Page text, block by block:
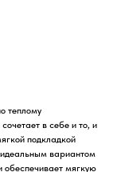
теплому
в себе и то, и
подкладкой
идеальным вариантом
обеспечивает мягкую